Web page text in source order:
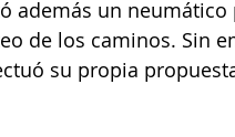
además un neumático
de los caminos. Sin
su propia